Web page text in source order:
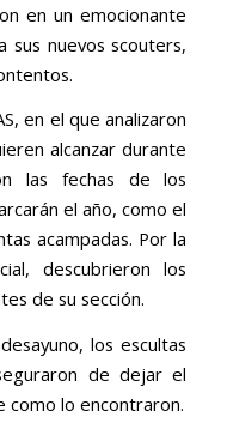
en un emocionante
nuevos scouters,
en el que analizaron
alcanzar durante
las fechas de los
el año, como el
acampadas. Por la
descubrieron los
de su sección.
los escultas
de dejar el
como lo encontraron.